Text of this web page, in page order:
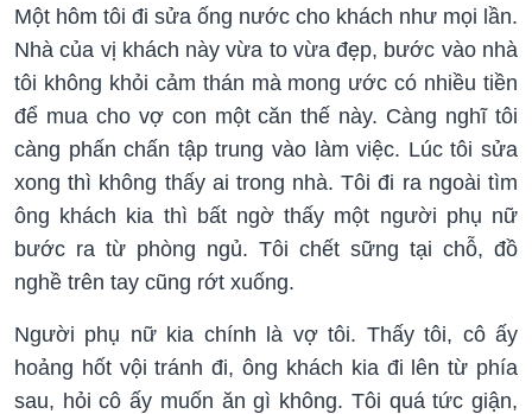
Một hôm tôi đi sửa ống nước cho khách như mọi lần.
Nhà của vị khách này vừa to vừa đẹp, bước vào nhà
tôi không khỏi cảm thán mà mong ước có nhiều tiền
để mua cho vợ con một căn thế này. Càng nghĩ tôi
càng phấn chấn tập trung vào làm việc. Lúc tôi sửa
xong thì không thấy ai trong nhà. Tôi đi ra ngoài tìm
ông khách kia thì bất ngờ thấy một người phụ nữ
bước ra từ phòng ngủ. Tôi chết sững tại chỗ, đồ
nghề trên tay cũng rớt xuống.
Người phụ nữ kia chính là vợ tôi. Thấy tôi, cô ấy
hoảng hốt vội tránh đi, ông khách kia đi lên từ phía
sau, hỏi cô ấy muốn ăn gì không. Tôi quá tức giận,